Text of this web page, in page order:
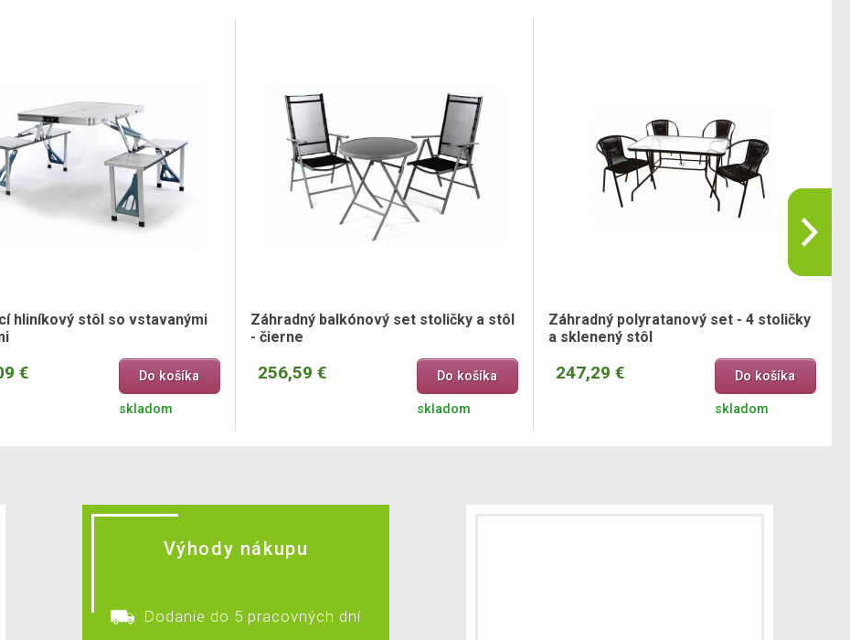
hliníkový stôl so vstavanými
€ Do košíka
skladom
Záhradný balkónový set stoličky a stôl
- čierne
256,59 € Do košíka
skladom
Záhradný polyratanový set - 4 stoličky
a sklenený stôl
247,29 € Do košíka
skladom
Výhody nákupu
Dodanie do 5 pracovných dní